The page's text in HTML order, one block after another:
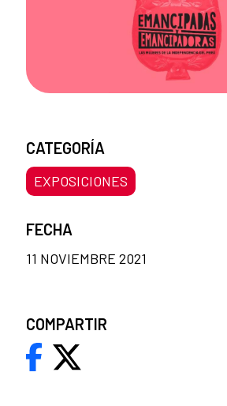
CATEGORÍA
EXPOSICIONES
FECHA
11 NOVIEMBRE 2021
COMPARTIR